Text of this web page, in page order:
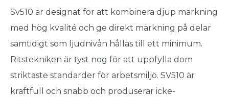
Sv510 är designat för att kombinera djup märkning
med hög kvalité och ge direkt märkning på delar
samtidigt som ljudnivån hållas till ett minimum.
Ritstekniken är tyst nog för att uppfylla dom
striktaste standarder för arbetsmiljö. SV510 är
kraftfull och snabb och produserar icke-